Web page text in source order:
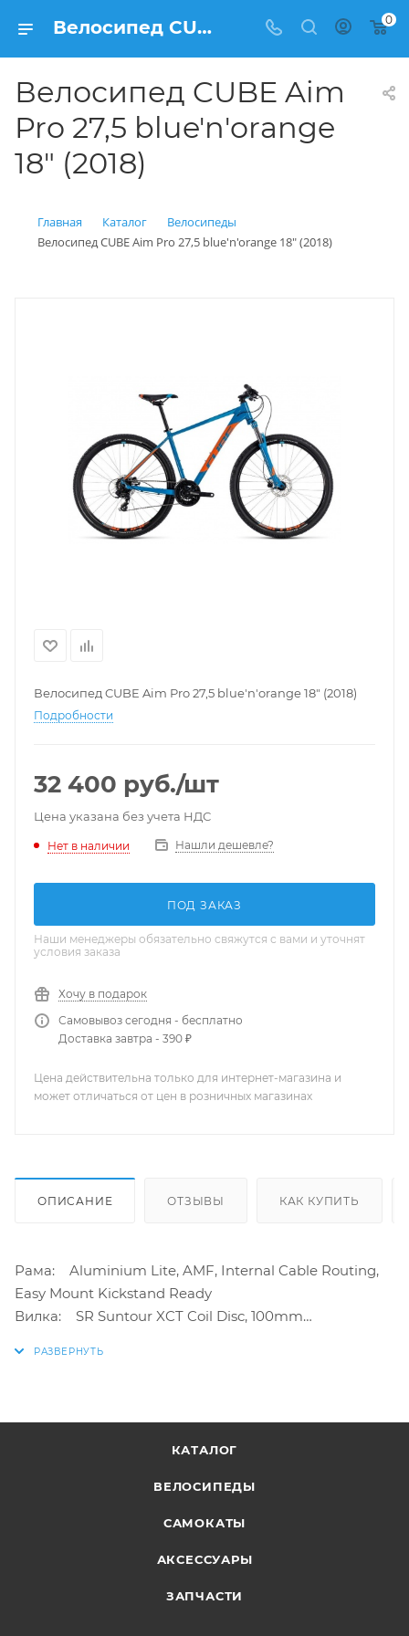
Велосипед CUBE Aim Pro 27,5 blue'n'orange 18" (2018) купить: цена 32 400 рублей в Балашихе | Интернет магазин Вело150 0
Велосипед CUBE Aim
Pro 27,5 blue'n'orange
18" (2018)
Главная Каталог
Велосипеды
Велосипед CUBE Aim Pro 27,5 blue'n'orange 18" (2018)
Велосипед CUBE Aim Pro 27,5 blue'n'orange 18" (2018)
Подробности
32 400 руб./шт
Цена указана без учета НДС
Нет в наличии Нашли дешевле?
ПОД ЗАКАЗ
Наши менеджеры обязательно свяжутся с вами и уточнят
условия заказа
Хочу в подарок
Самовывоз сегодня - бесплатно
Доставка завтра - 390 ₽
Цена действительна только для интернет-магазина и
может отличаться от цен в розничных магазинах
ОПИСАНИЕ ОТЗЫВЫ КАК КУПИТЬ
Рама: Aluminium Lite, AMF, Internal Cable Routing,
Easy Mount Kickstand Ready
Вилка: SR Suntour XCT Coil Disc, 100mm
Задний переключатель: Shimano RD-TX800, 8-
Передний переключатель: Shimano FD-TY700-TS6,
Тормозная система: Tektro HD-M285, Hydr. Disc
КАТАЛОГ
ВЕЛОСИПЕДЫ
САМОКАТЫ
АКСЕССУАРЫ
ЗАПЧАСТИ